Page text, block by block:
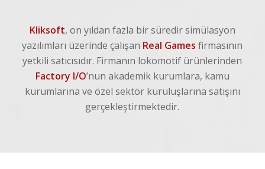
Kliksoft, on yıldan fazla bir süredir simülasyon
yazılımları üzerinde çalışan Real Games firmasının
yetkili satıcısıdır. Firmanın lokomotif ürünlerinden
Factory I/O’nun akademik kurumlara, kamu
kurumlarına ve özel sektör kuruluşlarına satışını
gerçekleştirmektedir.